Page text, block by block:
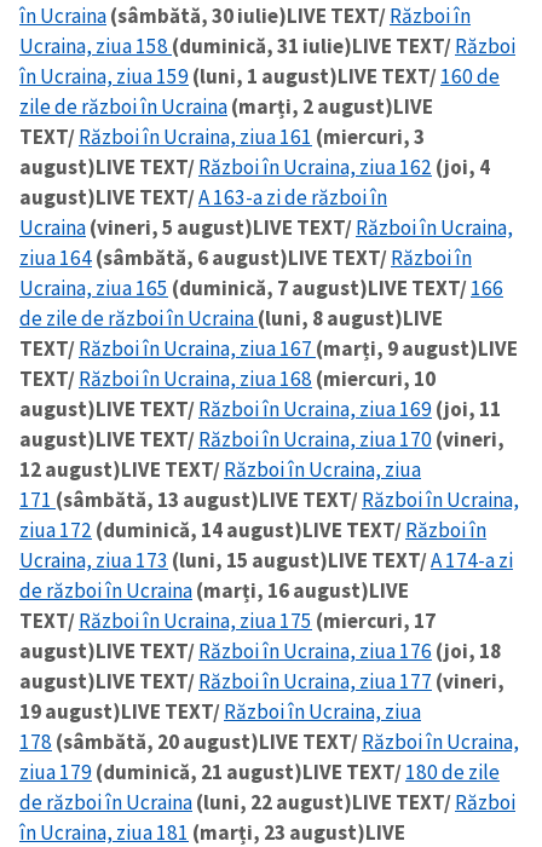
SUSȚINE
în Ucraina(sâmbătă, 30 iulie)LIVE TEXT/Război în
Ucraina, ziua 158 (duminică, 31 iulie)LIVE TEXT/Război
în Ucraina, ziua 159(luni, 1 august)LIVE TEXT/160 de
zile de război în Ucraina(marți, 2 august)LIVE
TEXT/Război în Ucraina, ziua 161 (miercuri, 3
august)LIVE TEXT/Război în Ucraina, ziua 162 (joi, 4
august)LIVE TEXT/A 163-a zi de război în
Ucraina(vineri, 5 august)LIVE TEXT/Război în Ucraina,
ziua 164(sâmbătă, 6 august)LIVE TEXT/Război în
Ucraina, ziua 165 (duminică, 7 august)LIVE TEXT/166
de zile de război în Ucraina(luni, 8 august)LIVE
TEXT/Război în Ucraina, ziua 167 (marți, 9 august)LIVE
TEXT/Război în Ucraina, ziua 168 (miercuri, 10
august)LIVE TEXT/Război în Ucraina, ziua 169(joi, 11
august)LIVE TEXT/Război în Ucraina, ziua 170(vineri,
12 august)LIVE TEXT/Război în Ucraina, ziua
171 (sâmbătă, 13 august)LIVE TEXT/Război în Ucraina,
ziua 172 (duminică, 14 august)LIVE TEXT/Război în
Ucraina, ziua 173 (luni, 15 august)LIVE TEXT/A 174-a zi
de război în Ucraina(marți, 16 august)LIVE
TEXT/Război în Ucraina, ziua 175 (miercuri, 17
august)LIVE TEXT/Război în Ucraina, ziua 176 (joi, 18
august)LIVE TEXT/Război în Ucraina, ziua 177 (vineri,
19 august)LIVE TEXT/Război în Ucraina, ziua
178 (sâmbătă, 20 august)LIVE TEXT/Război în Ucraina,
ziua 179(duminică, 21 august)LIVE TEXT/180 de zile
de război în Ucraina(luni, 22 august)LIVE TEXT/Război
în Ucraina, ziua 181 (marți, 23 august)LIVE